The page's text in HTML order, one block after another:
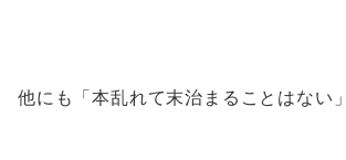
他にも「本乱れて末治まることはない